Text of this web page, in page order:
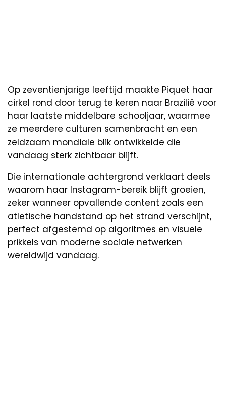
Op zeventienjarige leeftijd maakte Piquet haar
cirkel rond door terug te keren naar Brazilië voor
haar laatste middelbare schooljaar, waarmee
ze meerdere culturen samenbracht en een
zeldzaam mondiale blik ontwikkelde die
vandaag sterk zichtbaar blijft.
Die internationale achtergrond verklaart deels
waarom haar Instagram-bereik blijft groeien,
zeker wanneer opvallende content zoals een
atletische handstand op het strand verschijnt,
perfect afgestemd op algoritmes en visuele
prikkels van moderne sociale netwerken
wereldwijd vandaag.